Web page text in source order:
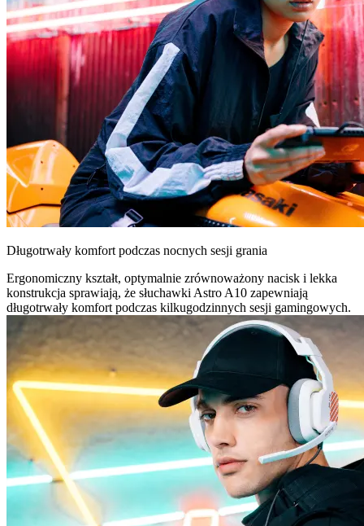
Długotrwały komfort podczas nocnych sesji grania
Ergonomiczny kształt, optymalnie zrównoważony nacisk i lekka
konstrukcja sprawiają, że słuchawki Astro A10 zapewniają
długotrwały komfort podczas kilkugodzinnych sesji gamingowych.